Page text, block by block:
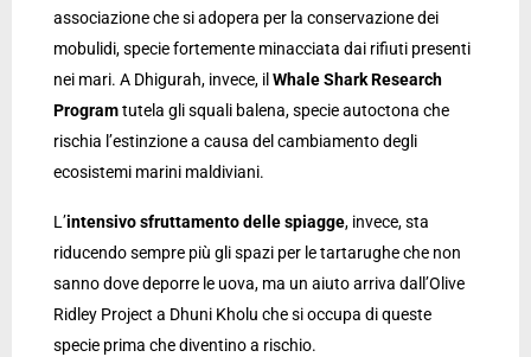
associazione che si adopera per la conservazione dei
mobulidi, specie fortemente minacciata dai rifiuti presenti
nei mari. A Dhigurah, invece, il Whale Shark Research
Programtutela gli squali balena, specie autoctona che
rischia l’estinzione a causa del cambiamento degli
ecosistemi marini maldiviani.
L’intensivo sfruttamento delle spiagge, invece, sta
riducendo sempre più gli spazi per le tartarughe che non
sanno dove deporre le uova, ma un aiuto arriva dall’Olive
Ridley Project a Dhuni Kholu che si occupa di queste
specie prima che diventino a rischio.